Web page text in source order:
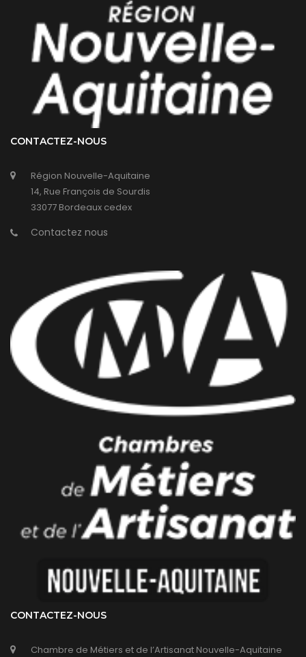
CONTACTEZ-NOUS
Région Nouvelle-Aquitaine
14, Rue François de Sourdis
33077 Bordeaux cedex
Contactez nous
CONTACTEZ-NOUS
Chambre de Métiers et de l’Artisanat Nouvelle-Aquitaine